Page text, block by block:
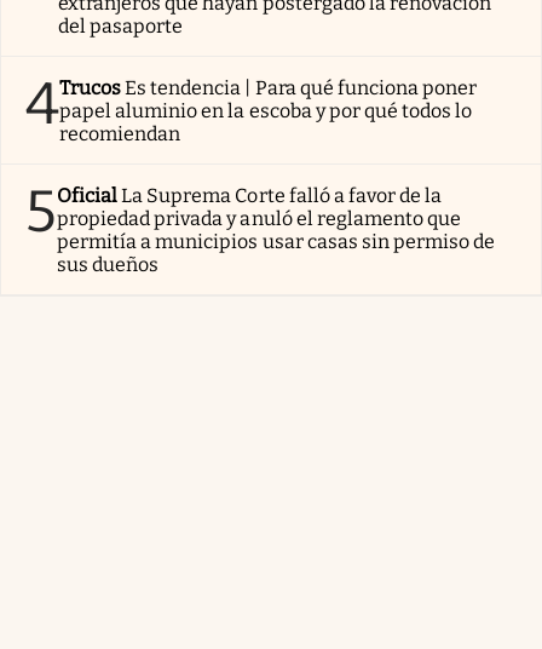
del pasaporte
4TrucosEs tendencia | Para qué funciona poner
papel aluminio en la escoba y por qué todos lo
recomiendan
5OficialLa Suprema Corte falló a favor de la
propiedad privada y anuló el reglamento que
permitía a municipios usar casas sin permiso de
sus dueños